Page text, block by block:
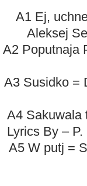
A1 Ej,
Aleksej
A2 Poputnaja
A3 Susidko =
A4 Sakuwala
Lyrics By –
A5 W putj =